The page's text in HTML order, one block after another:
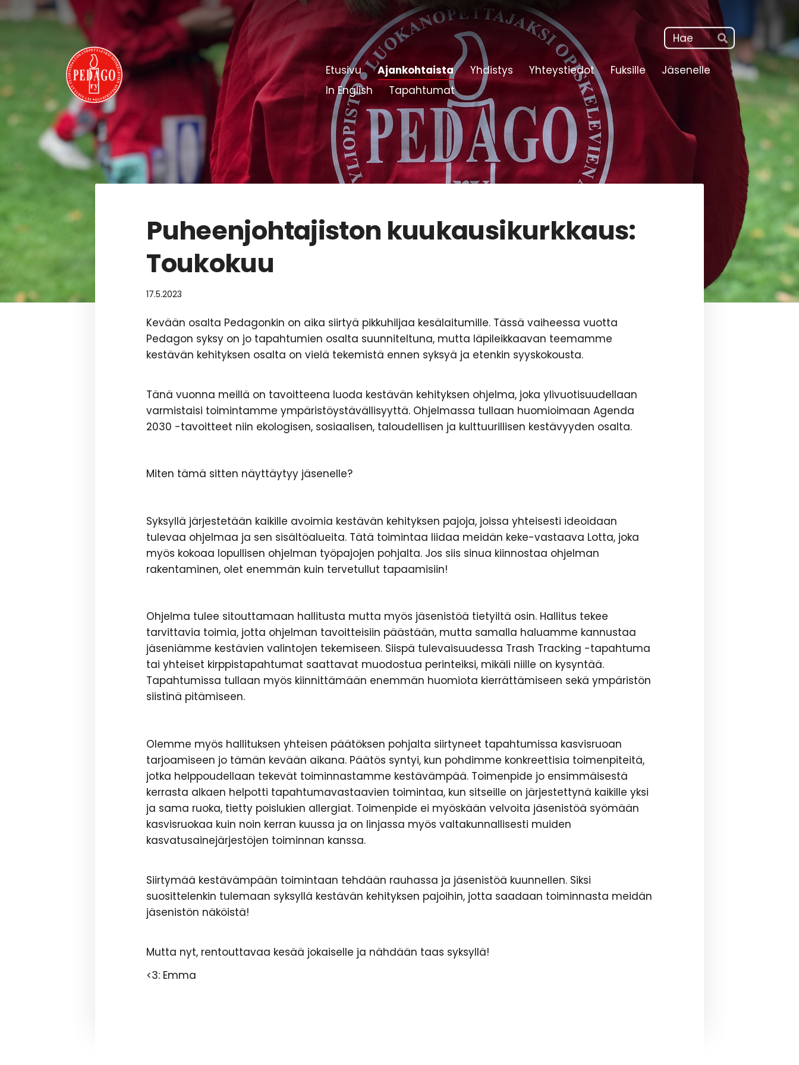
Haku
Hae
Pedago ry
Etusivu Ajankohtaista Yhdistys Yhteystiedot Fuksille
Jäsenelle
In English
Tapahtumat
Puheenjohtajiston kuukausikurkkaus:
Toukokuu
17.5.2023
Kevään osalta Pedagonkin on aika siirtyä pikkuhiljaa kesälaitumille. Tässä vaiheessa vuotta
Pedagon syksy on jo tapahtumien osalta suunniteltuna, mutta läpileikkaavan teemamme
kestävän kehityksen osalta on vielä tekemistä ennen syksyä ja etenkin syyskokousta.
Tänä vuonna meillä on tavoitteena luoda kestävän kehityksen ohjelma, joka ylivuotisuudellaan
varmistaisi toimintamme ympäristöystävällisyyttä. Ohjelmassa tullaan huomioimaan Agenda
2030 -tavoitteet niin ekologisen, sosiaalisen, taloudellisen ja kulttuurillisen kestävyyden osalta.
Miten tämä sitten näyttäytyy jäsenelle?
Syksyllä järjestetään kaikille avoimia kestävän kehityksen pajoja, joissa yhteisesti ideoidaan
tulevaa ohjelmaa ja sen sisältöalueita. Tätä toimintaa liidaa meidän keke-vastaava Lotta, joka
myös kokoaa lopullisen ohjelman työpajojen pohjalta. Jos siis sinua kiinnostaa ohjelman
rakentaminen, olet enemmän kuin tervetullut tapaamisiin!
Ohjelma tulee sitouttamaan hallitusta mutta myös jäsenistöä tietyiltä osin. Hallitus tekee
tarvittavia toimia, jotta ohjelman tavoitteisiin päästään, mutta samalla haluamme kannustaa
jäseniämme kestävien valintojen tekemiseen. Siispä tulevaisuudessa Trash Tracking -tapahtuma
tai yhteiset kirppistapahtumat saattavat muodostua perinteiksi, mikäli niille on kysyntää.
Tapahtumissa tullaan myös kiinnittämään enemmän huomiota kierrättämiseen sekä ympäristön
siistinä pitämiseen.
Olemme myös hallituksen yhteisen päätöksen pohjalta siirtyneet tapahtumissa kasvisruoan
tarjoamiseen jo tämän kevään aikana. Päätös syntyi, kun pohdimme konkreettisia toimenpiteitä,
jotka helppoudellaan tekevät toiminnastamme kestävämpää. Toimenpide jo ensimmäisestä
kerrasta alkaen helpotti tapahtumavastaavien toimintaa, kun sitseille on järjestettynä kaikille yksi
ja sama ruoka, tietty poislukien allergiat. Toimenpide ei myöskään velvoita jäsenistöä syömään
kasvisruokaa kuin noin kerran kuussa ja on linjassa myös valtakunnallisesti muiden
kasvatusainejärjestöjen toiminnan kanssa.
Siirtymää kestävämpään toimintaan tehdään rauhassa ja jäsenistöä kuunnellen. Siksi
suosittelenkin tulemaan syksyllä kestävän kehityksen pajoihin, jotta saadaan toiminnasta meidän
jäsenistön näköistä!
Mutta nyt, rentouttavaa kesää jokaiselle ja nähdään taas syksyllä!
<3: Emma